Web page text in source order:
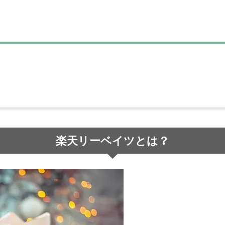
楽天リーベイツとは？